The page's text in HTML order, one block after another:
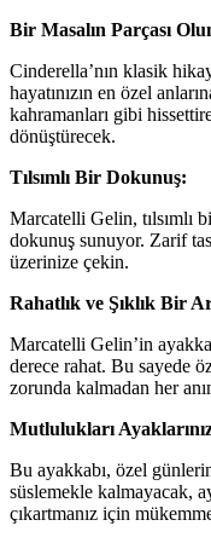
Bir Masalın Parçası
Cinderella’nın klasik
hayatınızın en özel
kahramanları gibi
dönüştürecek.
Tılsımlı Bir Dokunuş:
Marcatelli Gelin, tılsımlı
dokunuş sunuyor. Zarif
üzerinize çekin.
Rahatlık ve Şıklık Bir
Marcatelli Gelin’in
derece rahat. Bu sayede
zorunda kalmadan her
Mutlulukları
Bu ayakkabı, özel
süslemekle kalmayacak,
çıkartmanız için